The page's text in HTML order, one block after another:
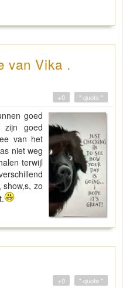
van Vika .
" quote "
+0
goed
zijn goed
van het
niet weg
terwijl
zo
" quote "
+0